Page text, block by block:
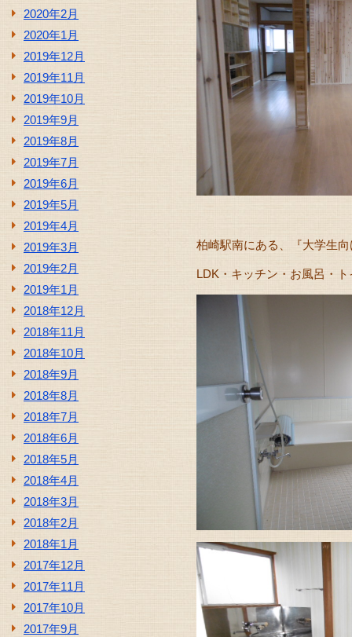
2020年2月
2020年1月
2019年12月
2019年11月
2019年10月
2019年9月
2019年8月
2019年7月
2019年6月
2019年5月
2019年4月
2019年3月
2019年2月
2019年1月
2018年12月
2018年11月
2018年10月
2018年9月
2018年8月
2018年7月
2018年6月
2018年5月
2018年4月
2018年3月
2018年2月
2018年1月
2017年12月
2017年11月
2017年10月
2017年9月
柏崎駅南にある、『大学生
LDK・キッチン・お風呂・